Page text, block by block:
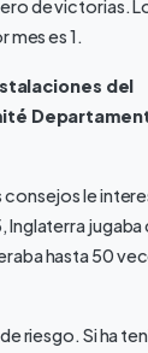
de victorias.
es 1.
del
le
Inglaterra
hasta 50
riesgo. Si ha